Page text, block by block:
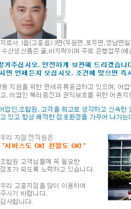
박태원지점장
전라남도 고흥군 도양읍 목넘가는길 8 대표전화
금융정보 061-840-3133 공제보험
840-3126